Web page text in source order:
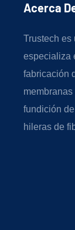
Acerca
Trustech
especializa
fabricación
fundición
hileras de